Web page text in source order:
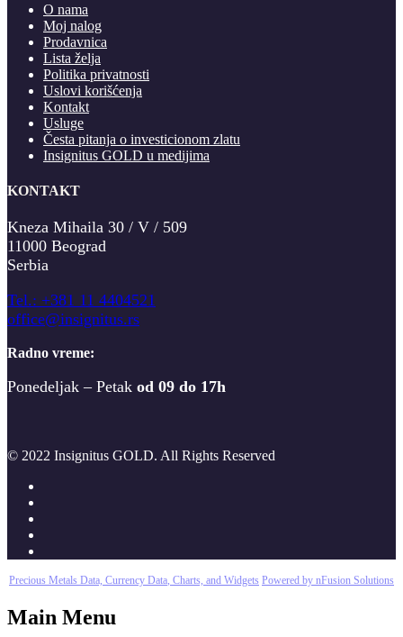
O nama
Moj nalog
Prodavnica
Lista želja
Politika privatnosti
Uslovi korišćenja
Kontakt
Usluge
Česta pitanja o investicionom zlatu
Insignitus GOLD u medijima
KONTAKT
Kneza Mihaila 30 / V / 509
11000 Beograd
Serbia
Tel.: +381 11 4404521
office@insignitus.rs
Radno vreme:
Ponedeljak – Petak od 09 do 17h
© 2022 Insignitus GOLD. All Rights Reserved
Precious Metals Data, Currency Data, Charts, and Widgets Powered by nFusion Solutions
Main Menu